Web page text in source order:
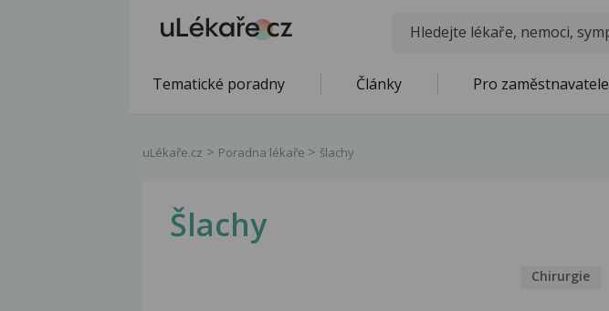
Tematické poradny Články Pro zaměstnavatele
uLékaře.cz Poradna lékaře šlachy
Šlachy
Chirurgie